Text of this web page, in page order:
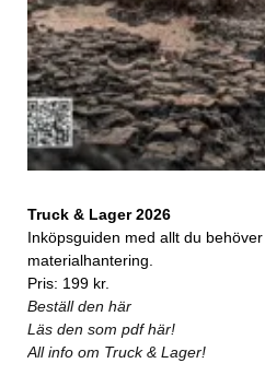
Truck & Lager 2026
Inköpsguiden med allt du
materialhantering.
Pris: 199 kr.
Beställ den här
Läs den som pdf här!
All info om Truck & Lager!